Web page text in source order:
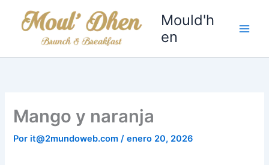
Mould'h
en
Mango y naranja
Por it@2mundoweb.com/enero 20, 2026